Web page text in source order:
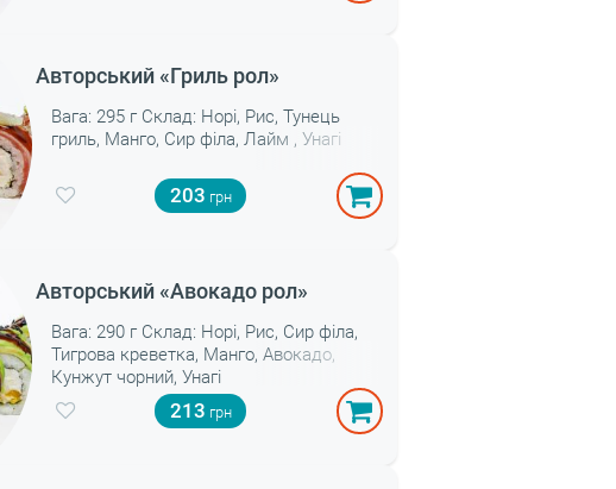
Авторський «Гриль рол»
Вага: 295 г Склад: Норі, Рис, Тунець
гриль, Манго, Сир філа, Лайм , Унагі
203
Авторський «Авокадо рол»
Вага: 290 г Склад: Норі, Рис, Сир філа,
Тигрова креветка, Манго, Авокадо,
Кунжут чорний, Унагі
213